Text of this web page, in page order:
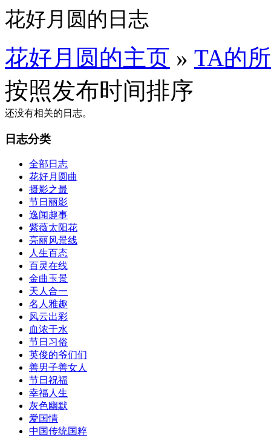
花好月圆的日志
花好月圆的主页 » TA的
按照发布时间排序
还没有相关的日志。
日志分类
全部日志
花好月圆曲
摄影之最
节日丽影
逸闻趣事
紫薇太阳花
亮丽风景线
人生百态
百灵在线
金曲玉景
天人合一
名人雅趣
风云出彩
血浓于水
节日习俗
英俊的爷们们
善男子善女人
节日祝福
幸福人生
灰色幽默
爱国情
中国传统国粹